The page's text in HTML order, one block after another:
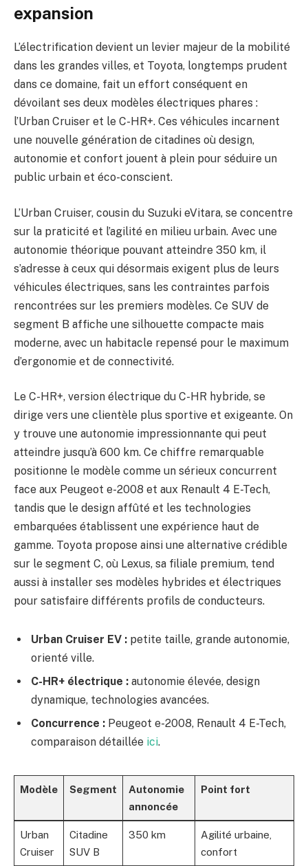
expansion
L’électrification devient un levier majeur de la mobilité
dans les grandes villes, et Toyota, longtemps prudent
dans ce domaine, fait un effort conséquent en
dévoilant ses deux modèles électriques phares :
l’Urban Cruiser et le C-HR+. Ces véhicules incarnent
une nouvelle génération de citadines où design,
autonomie et confort jouent à plein pour séduire un
public urbain et éco-conscient.
L’Urban Cruiser, cousin du Suzuki eVitara, se concentre
sur la praticité et l’agilité en milieu urbain. Avec une
autonomie théorique pouvant atteindre 350 km, il
s’adresse à ceux qui désormais exigent plus de leurs
véhicules électriques, sans les contraintes parfois
rencontrées sur les premiers modèles. Ce SUV de
segment B affiche une silhouette compacte mais
moderne, avec un habitacle repensé pour le maximum
d’ergonomie et de connectivité.
Le C-HR+, version électrique du C-HR hybride, se
dirige vers une clientèle plus sportive et exigeante. On
y trouve une autonomie impressionnante qui peut
atteindre jusqu’à 600 km. Ce chiffre remarquable
positionne le modèle comme un sérieux concurrent
face aux Peugeot e-2008 et aux Renault 4 E-Tech,
tandis que le design affûté et les technologies
embarquées établissent une expérience haut de
gamme. Toyota propose ainsi une alternative crédible
sur le segment C, où Lexus, sa filiale premium, tend
aussi à installer ses modèles hybrides et électriques
pour satisfaire différents profils de conducteurs.
Urban Cruiser EV : petite taille, grande autonomie,
orienté ville.
C-HR+ électrique : autonomie élevée, design
dynamique, technologies avancées.
Concurrence : Peugeot e-2008, Renault 4 E-Tech,
comparaison détaillée ici.
Modèle Segment
Autonomie
annoncée
Point fort
Urban
Cruiser
Citadine
SUV B
350 km
Agilité urbaine,
confort